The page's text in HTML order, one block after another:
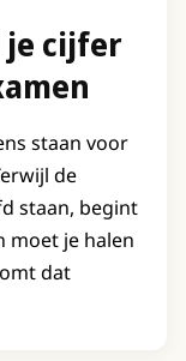
je cijfer
staan voor
de
staan, begint
moet je halen
dat